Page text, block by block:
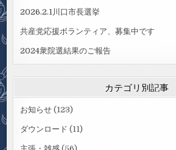
2026.2.1川口市長選挙
共産党応援ボランティア、募集中です
2024衆院選結果のご報告
カテゴリ別記事
お知らせ (123)
ダウンロード (11)